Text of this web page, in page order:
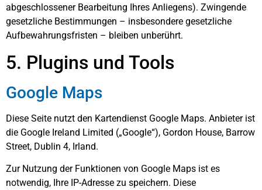
abgeschlossener Bearbeitung Ihres Anliegens). Zwingende
gesetzliche Bestimmungen – insbesondere gesetzliche
Aufbewahrungsfristen – bleiben unberührt.
5. Plugins und Tools
Google Maps
Diese Seite nutzt den Kartendienst Google Maps. Anbieter ist
die Google Ireland Limited („Google“), Gordon House, Barrow
Street, Dublin 4, Irland.
Zur Nutzung der Funktionen von Google Maps ist es
notwendig, Ihre IP-Adresse zu speichern. Diese